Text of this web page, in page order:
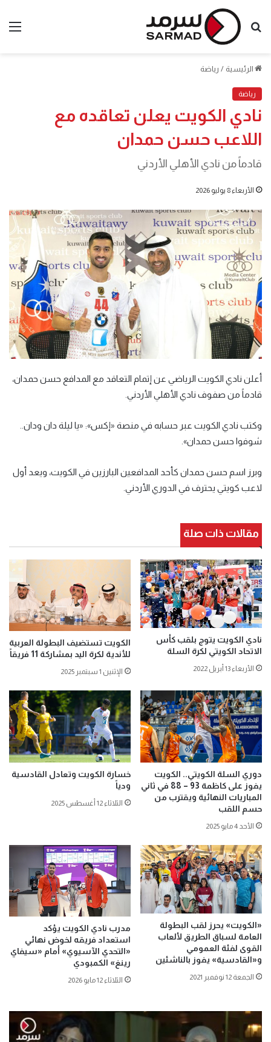
بحث
الرئيسية / رياضة
رياضة
نادي الكويت يعلن تعاقده مع
اللاعب حسن حمدان
قادماً من نادي الأهلي الأردني
الأربعاء 8 يوليو 2026
أعلن نادي الكويت الرياضي عن إتمام التعاقد مع المدافع حسن حمدان،
قادماً من صفوف نادي الأهلي الأردني.
وكتب نادي الكويت عبر حسابه في منصة «إكس»: «يا ليلة دان ودان..
شوفوا حسن حمدان».
وبرز اسم حسن حمدان كأحد المدافعين البارزين في الكويت، ويعد أول
لاعب كويتي يحترف في الدوري الأردني.
مقالات ذات صلة
نادي الكويت يتوج بلقب كأس
الاتحاد الكويتي لكرة السلة
الأربعاء 13 أبريل 2022
الكويت تستضيف البطولة العربية
للأندية لكرة اليد بمشاركة 11 فريقاً
الإثنين 1 سبتمبر 2025
دوري السلة الكويتي.. الكويت
يفوز على كاظمة 93 – 88 في ثاني
المباريات النهائية ويقترب من
حسم اللقب
الأحد 4 مايو 2025
خسارة الكويت وتعادل القادسية
ودياً
الثلاثاء 12 أغسطس 2025
«الكويت» يحرز لقب البطولة
العامة لسباق الطريق لألعاب
القوى لفئة العمومي
و«القادسية» يفوز بالناشئين
الجمعة 12 نوفمبر 2021
مدرب نادي الكويت يؤكد
استعداد فريقه لخوض نهائي
«التحدي الآسيوي» أمام «سيفاي
رينغ» الكمبودي
الثلاثاء 12 مايو 2026